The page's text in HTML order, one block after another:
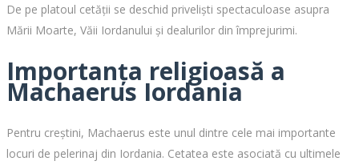
De pe platoul cetății se deschid priveliști spectaculoase asupra
Mării Moarte, Văii Iordanului și dealurilor din împrejurimi.
Importanța religioasă a
Machaerus Iordania
Pentru creștini, Machaerus este unul dintre cele mai importante
locuri de pelerinaj din Iordania. Cetatea este asociată cu ultimele